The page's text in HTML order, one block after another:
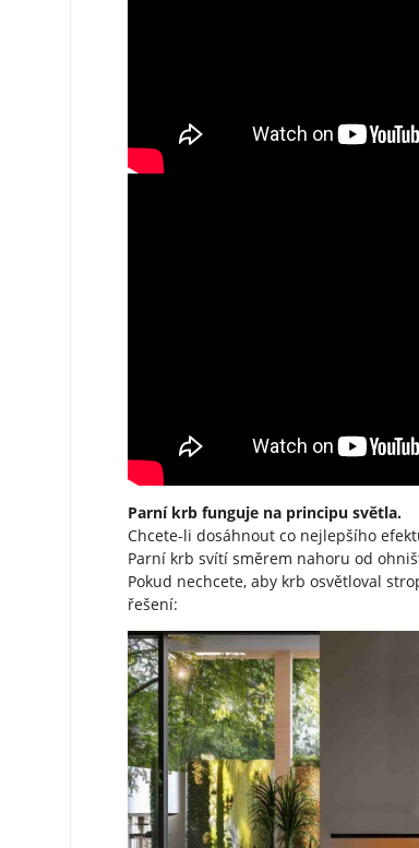
Parní krb funguje na principu světla.
Chcete-li dosáhnout co nejlepšího
Parní krb svítí směrem nahoru od
Pokud nechcete, aby krb osvětloval
řešení: